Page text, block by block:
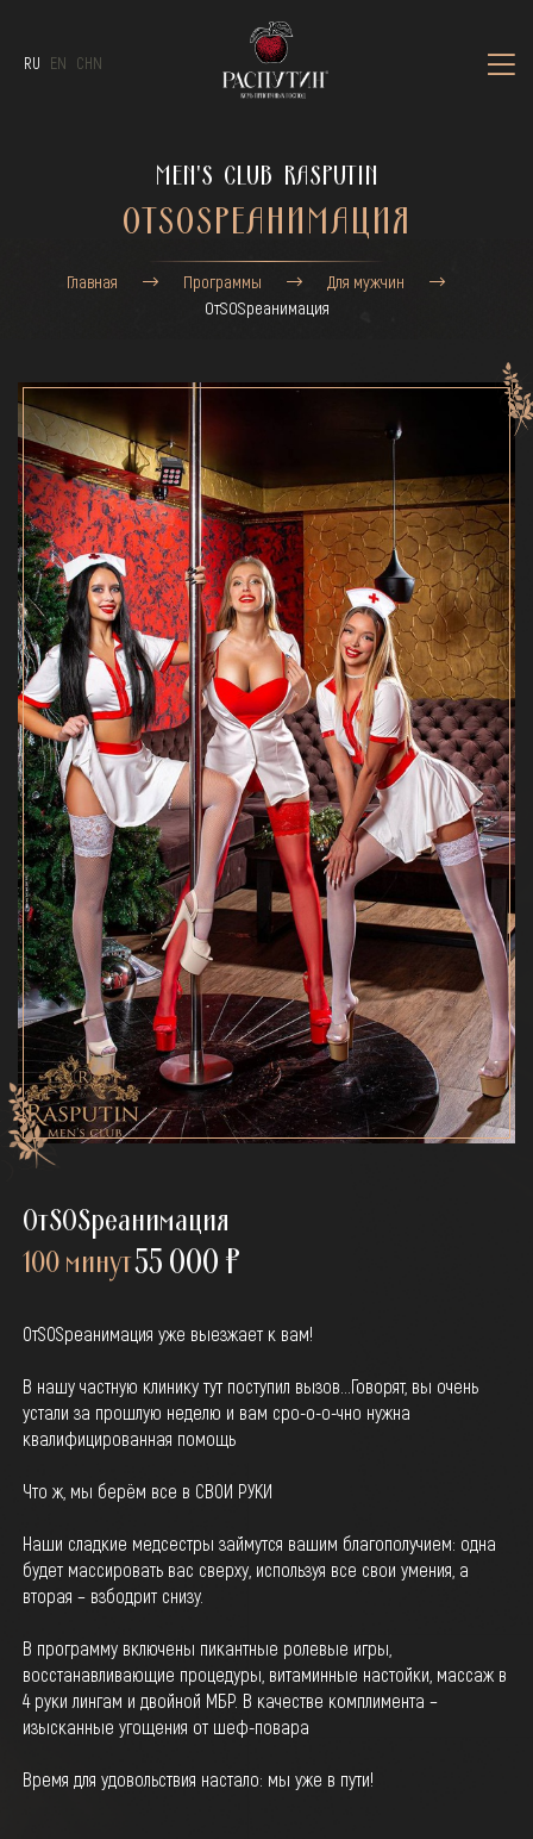
RU EN CHN
MEN'S CLUB RASPUTIN
ОТSOSРЕАНИМАЦИЯ
Главная Программы
Для мужчин
ОтSOSреанимация
ОтSOSреанимация
100 минут55 000 ₽
ОтSOSреанимация уже выезжает к вам!
В нашу частную клинику тут поступил вызов…Говорят, вы очень
устали за прошлую неделю и вам сро-о-о-чно нужна
квалифицированная помощь
Что ж, мы берём все в СВОИ РУКИ
Наши сладкие медсестры займутся вашим благополучием: одна
будет массировать вас сверху, используя все свои умения, а
вторая – взбодрит снизу.
В программу включены пикантные ролевые игры,
восстанавливающие процедуры, витаминные настойки, массаж в
4 руки лингам и двойной МБР. В качестве комплимента –
изысканные угощения от шеф-повара
Время для удовольствия настало: мы уже в пути!